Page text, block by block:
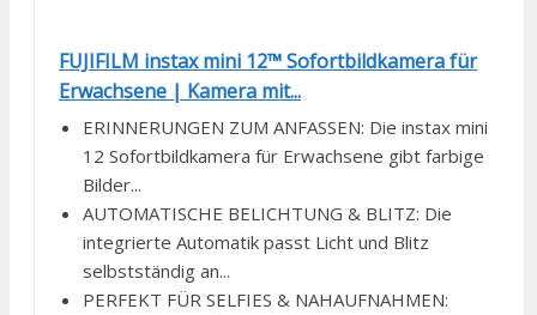
FUJIFILM instax mini 12™ Sofortbildkamera für
Erwachsene | Kamera mit...
ERINNERUNGEN ZUM ANFASSEN: Die instax mini
12 Sofortbildkamera für Erwachsene gibt farbige
Bilder...
AUTOMATISCHE BELICHTUNG & BLITZ: Die
integrierte Automatik passt Licht und Blitz
selbstständig an...
PERFEKT FÜR SELFIES & NAHAUFNAHMEN: